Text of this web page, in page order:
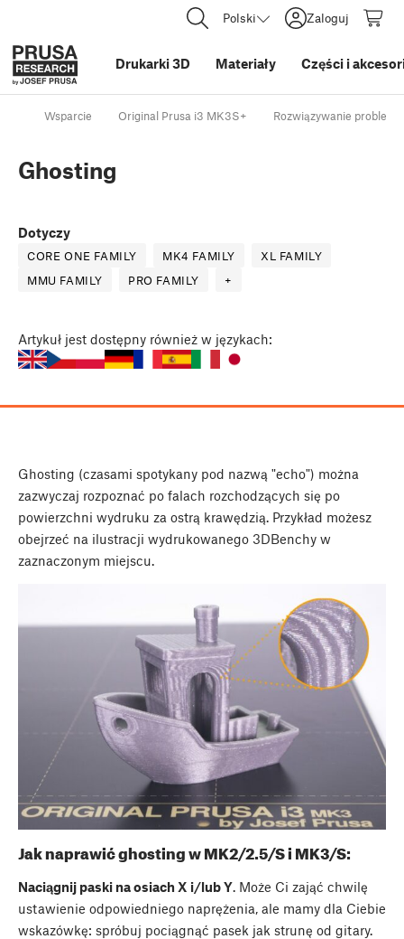
Polski Zaloguj
Drukarki 3D Materiały Części i
Wsparcie Original Prusa i3 MK3S+ Rozwiązywanie
Ghosting
Dotyczy
CORE ONE FAMILY MK4 FAMILY
XL FAMILY
MMU FAMILY
PRO FAMILY +
Artykuł jest dostępny również w językach:
Ghosting (czasami spotykany pod nazwą "echo") można
zazwyczaj rozpoznać po falach rozchodzących się po
powierzchni wydruku za ostrą krawędzią. Przykład możesz
obejrzeć na ilustracji wydrukowanego 3DBenchy w
zaznaczonym miejscu.
Jak naprawić ghosting w MK2/2.5/S i MK3/S:
Naciągnij paski na osiach X i/lub Y. Może Ci zająć chwilę
ustawienie odpowiedniego naprężenia, ale mamy dla Ciebie
wskazówkę: spróbuj pociągnąć pasek jak strunę od gitary.